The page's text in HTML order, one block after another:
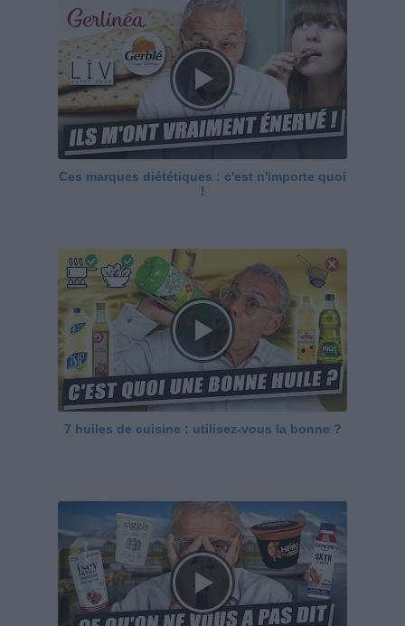
Ces marques diététiques : c'est n'importe quoi
!
7 huiles de cuisine : utilisez-vous la bonne ?